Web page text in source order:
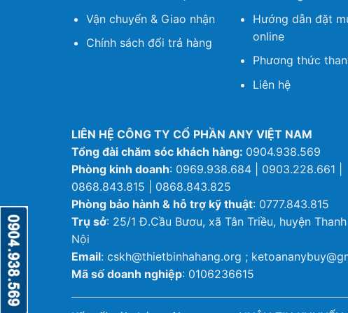
Vận chuyển & Giao nhận
Chính sách đổi trả hàng
Hướng dẫn đặt
online
Phương thức
Liên hệ
LIÊN HỆ CÔNG TY CỔ PHẦN ANY VIỆT NAM
Tổng đài chăm sóc khách hàng: 0904.938.569
Phòng kinh doanh: 0969.938.684 | 0903.228.661 |
0868.843.815 | 0868.843.825
Phòng bảo hành & hỗ trợ kỹ thuật: 0777.843.815
Trụ sở: 25/1 Đ.Cầu Bươu, xã Tân Triều, huyện
Nội
Email: cskh@thietbinhahang.org ;
Mã số doanh nghiệp: 0106236615